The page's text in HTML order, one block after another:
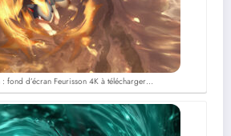
: fond d’écran Feurisson 4K à télécharger…